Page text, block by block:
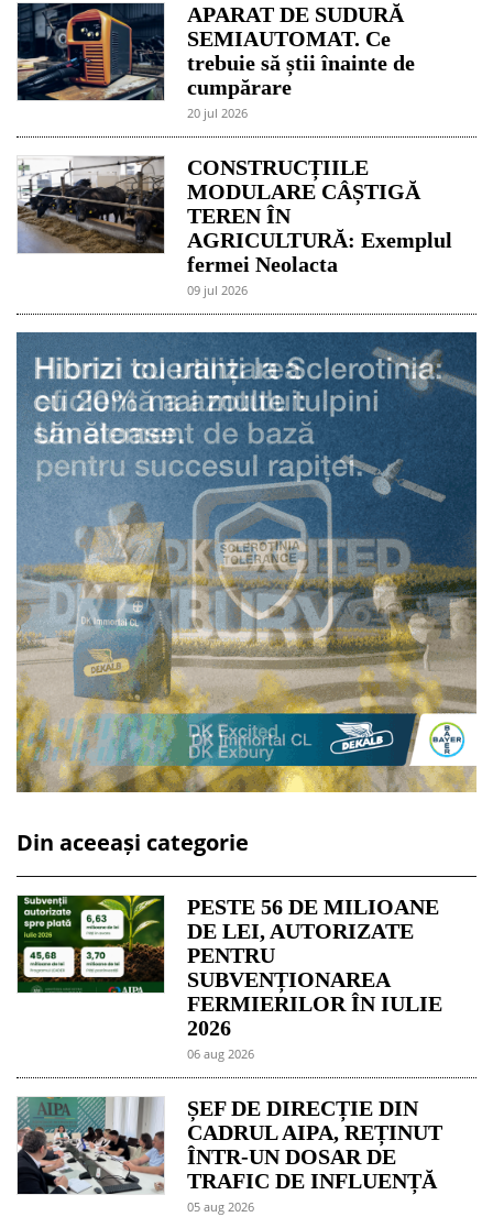
APARAT DE SUDURĂ
SEMIAUTOMAT. Ce
trebuie să știi înainte de
cumpărare
20 jul 2026
CONSTRUCȚIILE
MODULARE CÂȘTIGĂ
TEREN ÎN
AGRICULTURĂ: Exemplul
fermei Neolacta
09 jul 2026
Din aceeași categorie
PESTE 56 DE MILIOANE
DE LEI, AUTORIZATE
PENTRU
SUBVENȚIONAREA
FERMIERILOR ÎN IULIE
2026
06 aug 2026
ȘEF DE DIRECȚIE DIN
CADRUL AIPA, REȚINUT
ÎNTR-UN DOSAR DE
TRAFIC DE INFLUENȚĂ
05 aug 2026